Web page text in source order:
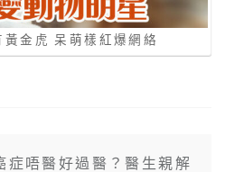
黃金虎 呆萌樣紅爆網絡
症唔醫好過醫？醫生親解